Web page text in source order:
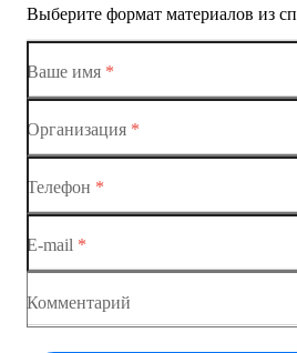
Коммутаторы доступа
Коммутатор доступа
Выберите формат материалов из
Ethernet-коммутаторы
Коммутатор доступа
Ваше имя *
Организация *
Телефон *
E-mail *
Комментарий